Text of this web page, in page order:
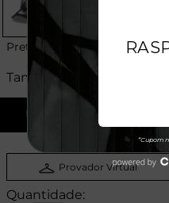
Preto
Tamanhos:
U
Provador Virtual
Quantidade: